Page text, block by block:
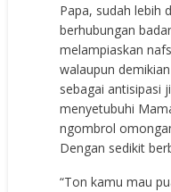
Papa, sudah lebih
berhubungan
melampiaskan
walaupun
sebagai antisipasi
menyetubuhi
ngombrol
Dengan sedikit
“Ton kamu mau